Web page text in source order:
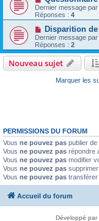
Dernier message par
Réponses : 4
Disparition
Dernier message par
Réponses : 2
Nouveau sujet
Marquer les
PERMISSIONS DU FORUM
Vous ne pouvez pas publier
Vous ne pouvez pas répondre
Vous ne pouvez pas modifier
Vous ne pouvez pas
Vous ne pouvez pas transférer
Accueil du forum
Développé par